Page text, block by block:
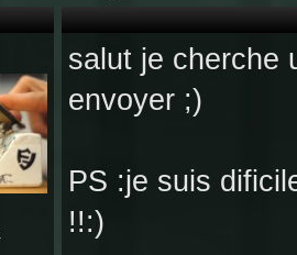
salut je cherche
envoyer ;)
PS :je suis
!!:)